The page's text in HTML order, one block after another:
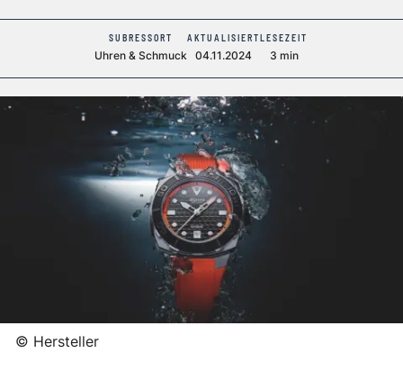
SUBRESSORT
Uhren & Schmuck
AKTUALISIERT
04.11.2024
LESEZEIT
3 min
© Hersteller